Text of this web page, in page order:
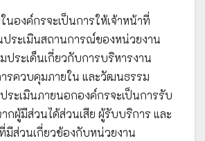
นองค์กรจะเป็นการให้เจ้าหน้าที่
ระเมินสถานการณ์ของหน่วยงาน
ประเด็นเกี่ยวกับการบริหารงาน
รควบคุมภายใน และวัฒนธรรม
ระเมินภายนอกองค์กรจะเป็นการรับ
กผู้มีส่วนได้ส่วนเสีย ผู้รับบริการ และ
มีส่วนเกี่ยวข้องกับหน่วยงาน